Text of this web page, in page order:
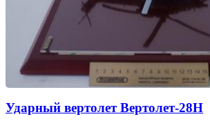
Ударный вертолет Вертолет-28Н